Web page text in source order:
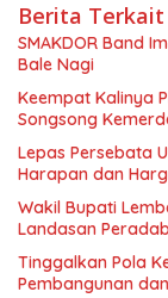
Berita Terkait
SMAKDOR Band
Bale Nagi
Keempat Kalinya
Songsong
Lepas Persebata
Harapan dan
Wakil Bupati
Landasan
Tinggalkan Pola
Pembangunan